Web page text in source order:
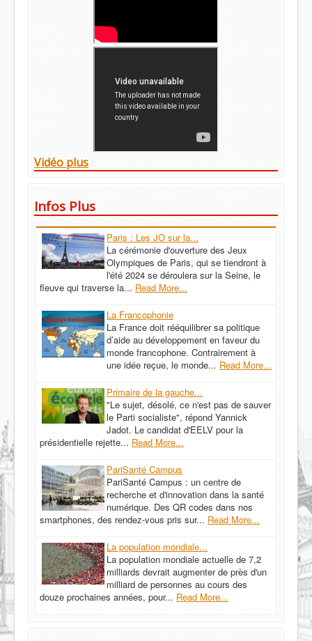
Vidéo plus
Infos Plus
Paris : Les JO sur la...
La cérémonie d'ouverture des Jeux
Olympiques de Paris, qui se tiendront à
l'été 2024 se déroulera sur la Seine, le
fleuve qui traverse la... Read More...
La Francophonie
La France doit rééquilibrer sa politique
d’aide au développement en faveur du
monde francophone. Contrairement à
une idée reçue, le monde... Read More...
Primaire de la gauche...
"Le sujet, désolé, ce n'est pas de sauver
le Parti socialiste", répond Yannick
Jadot. Le candidat d'EELV pour la
présidentielle rejette... Read More...
PariSanté Campus
PariSanté Campus : un centre de
recherche et d'innovation dans la santé
numérique. Des QR codes dans nos
smartphones, des rendez-vous pris sur... Read More...
La population mondiale...
La population mondiale actuelle de 7,2
milliards devrait augmenter de près d'un
milliard de personnes au cours des
douze prochaines années, pour... Read More...